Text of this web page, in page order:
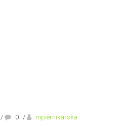
/ 0 / mpiernikarska